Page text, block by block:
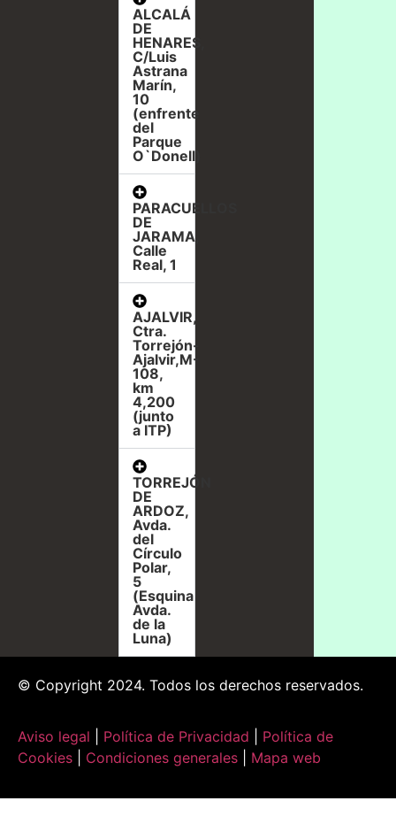
ALCALÁ
DE
HENARES,
C/Luis
Astrana
Marín,
10
(enfrente
del
Parque
O`Donell)
PARACUELLOS
DE
JARAMA,
Calle
Real, 1
AJALVIR,
Ctra.
Torrejón-
Ajalvir,M-
108,
km
4,200
(junto
a ITP)
TORREJÓN
DE
ARDOZ,
Avda.
del
Círculo
Polar,
5
(Esquina
Avda.
de la
Luna)
© Copyright 2024. Todos los derechos reservados.
Aviso legal Política de Privacidad
Política de
Cookies
Condiciones generales Mapa web